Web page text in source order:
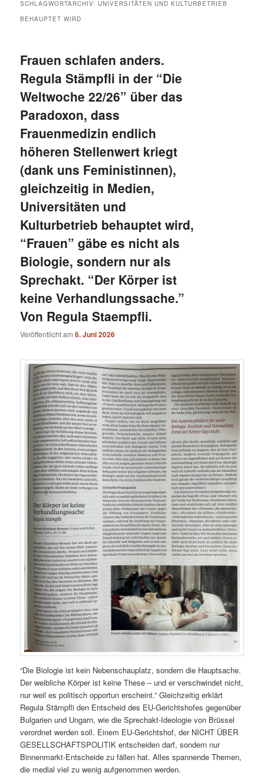
SCHLAGWORTARCHIV:UNIVERSITÄTEN UND KULTURBETRIEB
BEHAUPTET WIRD
Frauen schlafen anders.
Regula Stämpfli in der “Die
Weltwoche 22/26” über das
Paradoxon, dass
Frauenmedizin endlich
höheren Stellenwert kriegt
(dank uns Feministinnen),
gleichzeitig in Medien,
Universitäten und
Kulturbetrieb behauptet wird,
“Frauen” gäbe es nicht als
Biologie, sondern nur als
Sprechakt. “Der Körper ist
keine Verhandlungssache.”
Von Regula Staempfli.
Veröffentlicht am6. Juni 2026
“Die Biologie ist kein Nebenschauplatz, sondern die Hauptsache.
Der weibliche Körper ist keine These – und er verschwindet nicht,
nur weil es politisch opportun erscheint.” Gleichzeitig erklärt
Regula Stämpfli den Entscheid des EU-Gerichtshofes gegenüber
Bulgarien und Ungarn, wie die Sprechakt-Ideologie von Brüssel
verordnet werden soll. Einem EU-Gerichtshof, der NICHT ÜBER
GESELLSCHAFTSPOLITIK entscheiden darf, sondern nur
Binnenmarkt-Entscheide zu fällen hat. Alles spannende Themen,
die medial viel zu wenig aufgenommen werden.